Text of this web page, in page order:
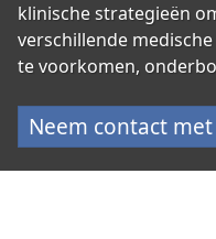
klinische strategieën
verschillende
te voorkomen,
Neem contact